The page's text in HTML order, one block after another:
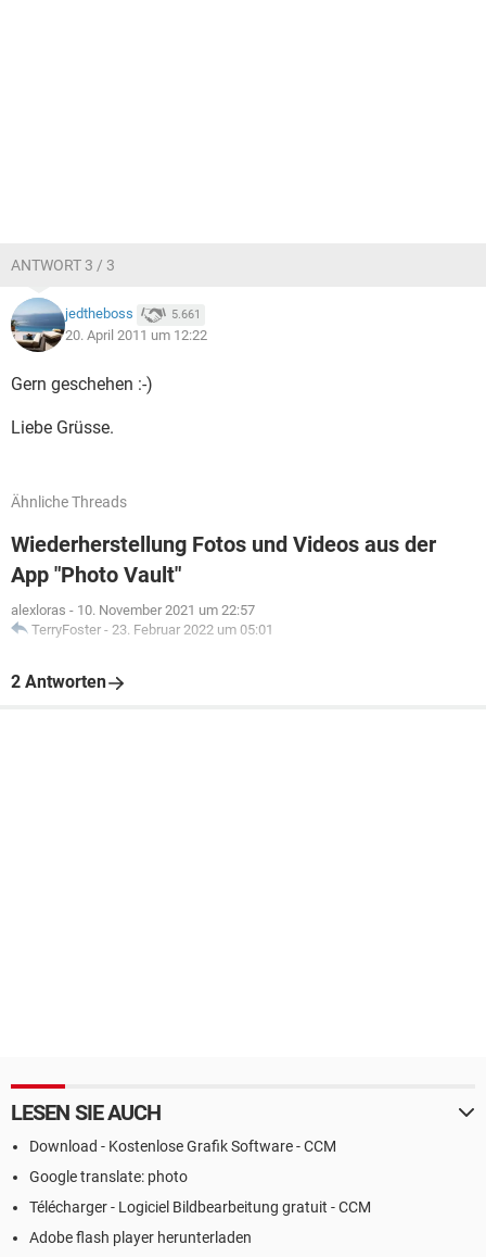
ANTWORT 3 / 3
jedtheboss 5.661
20. April 2011 um 12:22
Gern geschehen :-)
Liebe Grüsse.
Ähnliche Threads
Wiederherstellung Fotos und Videos aus der
App "Photo Vault"
alexloras - 10. November 2021 um 22:57
TerryFoster - 23. Februar 2022 um 05:01
2 Antworten
LESEN SIE AUCH
Download - Kostenlose Grafik Software - CCM
Google translate: photo
Télécharger - Logiciel Bildbearbeitung gratuit - CCM
Adobe flash player herunterladen